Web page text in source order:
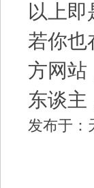
以上
若你也
方网站
东谈主
发布于：